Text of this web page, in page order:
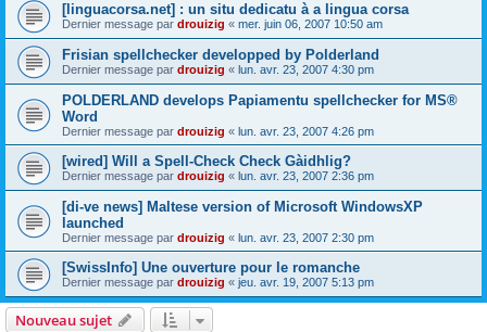
[linguacorsa.net] : un situ dedicatu à a lingua corsa
Dernier message par drouizig « mer. juin 06, 2007 10:50 am
Frisian spellchecker developped by Polderland
Dernier message par drouizig « lun. avr. 23, 2007 4:30 pm
POLDERLAND develops Papiamentu spellchecker for MS®
Word
Dernier message par drouizig « lun. avr. 23, 2007 4:26 pm
[wired] Will a Spell-Check Check Gàidhlig?
Dernier message par drouizig « lun. avr. 23, 2007 2:36 pm
[di-ve news] Maltese version of Microsoft WindowsXP
launched
Dernier message par drouizig « lun. avr. 23, 2007 2:30 pm
[SwissInfo] Une ouverture pour le romanche
Dernier message par drouizig « jeu. avr. 19, 2007 5:13 pm
Nouveau sujet